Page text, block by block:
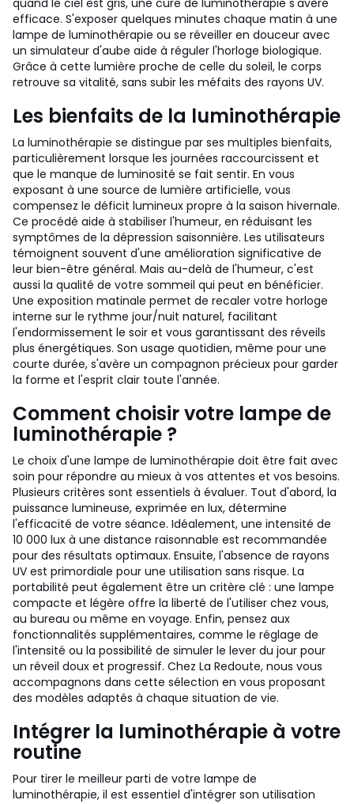
quand le ciel est gris, une cure de luminothérapie s'avère
efficace. S'exposer quelques minutes chaque matin à une
lampe de luminothérapie ou se réveiller en douceur avec
un simulateur d'aube aide à réguler l'horloge biologique.
Grâce à cette lumière proche de celle du soleil, le corps
retrouve sa vitalité, sans subir les méfaits des rayons UV.
Les bienfaits de la luminothérapie
La luminothérapie se distingue par ses multiples bienfaits,
particulièrement lorsque les journées raccourcissent et
que le manque de luminosité se fait sentir. En vous
exposant à une source de lumière artificielle, vous
compensez le déficit lumineux propre à la saison hivernale.
Ce procédé aide à stabiliser l'humeur, en réduisant les
symptômes de la dépression saisonnière. Les utilisateurs
témoignent souvent d'une amélioration significative de
leur bien-être général. Mais au-delà de l'humeur, c'est
aussi la qualité de votre sommeil qui peut en bénéficier.
Une exposition matinale permet de recaler votre horloge
interne sur le rythme jour/nuit naturel, facilitant
l'endormissement le soir et vous garantissant des réveils
plus énergétiques. Son usage quotidien, même pour une
courte durée, s'avère un compagnon précieux pour garder
la forme et l'esprit clair toute l'année.
Comment choisir votre lampe de
luminothérapie ?
Le choix d'une lampe de luminothérapie doit être fait avec
soin pour répondre au mieux à vos attentes et vos besoins.
Plusieurs critères sont essentiels à évaluer. Tout d'abord, la
puissance lumineuse, exprimée en lux, détermine
l'efficacité de votre séance. Idéalement, une intensité de
10 000 lux à une distance raisonnable est recommandée
pour des résultats optimaux. Ensuite, l'absence de rayons
UV est primordiale pour une utilisation sans risque. La
portabilité peut également être un critère clé : une lampe
compacte et légère offre la liberté de l'utiliser chez vous,
au bureau ou même en voyage. Enfin, pensez aux
fonctionnalités supplémentaires, comme le réglage de
l'intensité ou la possibilité de simuler le lever du jour pour
un réveil doux et progressif. Chez La Redoute, nous vous
accompagnons dans cette sélection en vous proposant
des modèles adaptés à chaque situation de vie.
Intégrer la luminothérapie à votre
routine
Pour tirer le meilleur parti de votre lampe de
luminothérapie, il est essentiel d'intégrer son utilisation